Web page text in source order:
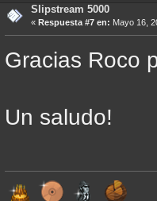
Slipstream 5000
« Respuesta #7 en: Mayo 16,
Gracias Roco
Un saludo!